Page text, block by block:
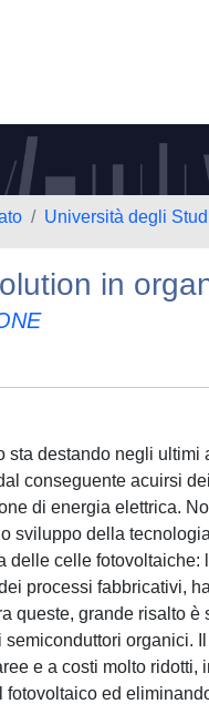
Università degli
in
sta destando negli
conseguente acuirsi
di energia elettrica.
sviluppo della
delle celle fotovoltaiche:
processi fabbricativi,
queste, grande risalto
semiconduttori organici.
e a costi molto
fotovoltaico ed